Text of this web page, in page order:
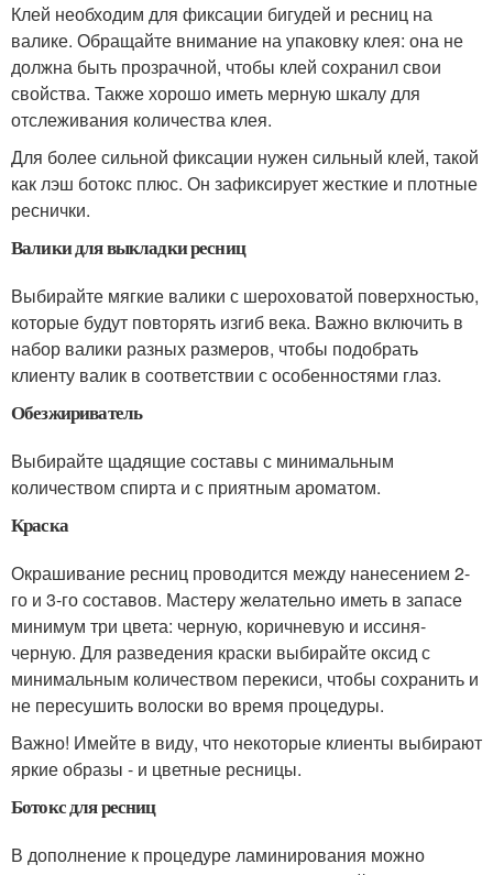
Клей необходим для фиксации бигудей и ресниц на
валике. Обращайте внимание на упаковку клея: она не
должна быть прозрачной, чтобы клей сохранил свои
свойства. Также хорошо иметь мерную шкалу для
отслеживания количества клея.
Для более сильной фиксации нужен сильный клей, такой
как лэш ботокс плюс. Он зафиксирует жесткие и плотные
реснички.
Валики для выкладки ресниц
Выбирайте мягкие валики с шероховатой поверхностью,
которые будут повторять изгиб века. Важно включить в
набор валики разных размеров, чтобы подобрать
клиенту валик в соответствии с особенностями глаз.
Обезжириватель
Выбирайте щадящие составы с минимальным
количеством спирта и с приятным ароматом.
Краска
Окрашивание ресниц проводится между нанесением 2-
го и 3-го составов. Мастеру желательно иметь в запасе
минимум три цвета: черную, коричневую и иссиня-
черную. Для разведения краски выбирайте оксид с
минимальным количеством перекиси, чтобы сохранить и
не пересушить волоски во время процедуры.
Важно! Имейте в виду, что некоторые клиенты выбирают
яркие образы - и цветные ресницы.
Ботокс для ресниц
В дополнение к процедуре ламинирования можно